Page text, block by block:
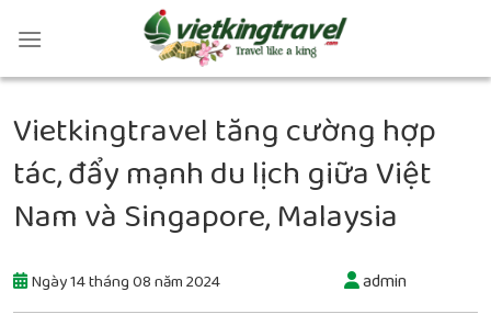
Vietkingtravel tăng cường hợp
tác, đẩy mạnh du lịch giữa Việt
Nam và Singapore, Malaysia
Ngày 14 tháng 08 năm 2024 admin